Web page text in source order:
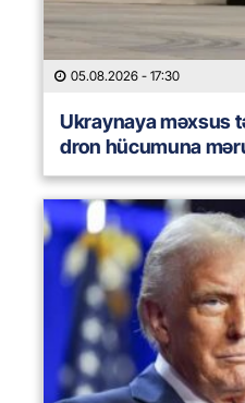
05.08.2026 - 17:30
Ukraynaya məxsus
dron hücumuna